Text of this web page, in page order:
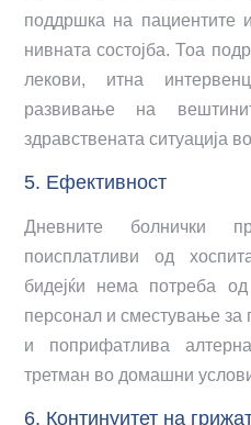
поддршка на пациентите
нивната состојба. Тоа
лекови, итна
развивање на
здравствената ситуација
5. Ефективност
Дневните болнички
поисплатливи од
бидејќи нема потреба
персонал и сместување за
и поприфатлива
третман во домашни
6. Континуитет на